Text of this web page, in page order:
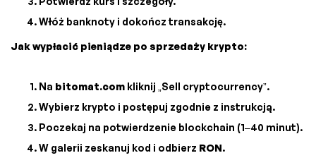
Włóż banknoty i dokończ transakcję.
Jak wypłacić pieniądze po sprzedaży krypto:
Na bitomat.com kliknij „Sell cryptocurrency”.
Wybierz krypto i postępuj zgodnie z instrukcją.
Poczekaj na potwierdzenie blockchain (1–40 minut).
W galerii zeskanuj kod i odbierz RON.